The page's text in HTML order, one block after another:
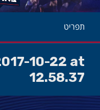
תפריט
10-22 at
12.58.37